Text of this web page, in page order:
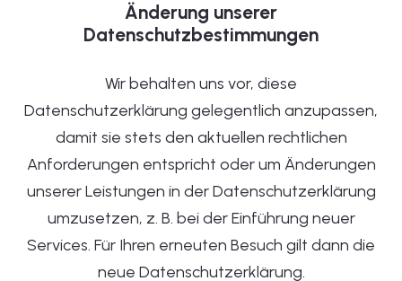
Änderung unserer
Datenschutzbestimmungen
Wir behalten uns vor, diese
Datenschutzerklärung gelegentlich anzupassen,
damit sie stets den aktuellen rechtlichen
Anforderungen entspricht oder um Änderungen
unserer Leistungen in der Datenschutzerklärung
umzusetzen, z. B. bei der Einführung neuer
Services. Für Ihren erneuten Besuch gilt dann die
neue Datenschutzerklärung.